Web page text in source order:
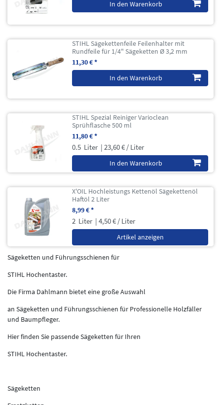
In den Warenkorb
STIHL Sägekettenfeile Feilenhalter mit
Rundfeile für 1/4" Sägeketten Ø 3,2 mm
11,30 € *
In den Warenkorb
STIHL Spezial Reiniger Varioclean
Sprühflasche 500 ml
11,80 € *
0.5 Liter | 23,60 € / Liter
In den Warenkorb
X'OIL Hochleistungs Kettenöl Sägekettenöl
Haftöl 2 Liter
8,99 € *
2 Liter | 4,50 € / Liter
Artikel anzeigen
Sägeketten und Führungsschienen für
STIHL Hochentaster.
Die Firma Dahlmann bietet eine große Auswahl
an Sägeketten und Führungsschienen für Professionelle Holzfäller
und Baumpfleger.
Hier finden Sie passende Sägeketten für Ihren
STIHL Hochentaster.
Sägeketten